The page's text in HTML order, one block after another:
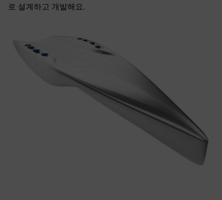
로 설계하고 개발해요.